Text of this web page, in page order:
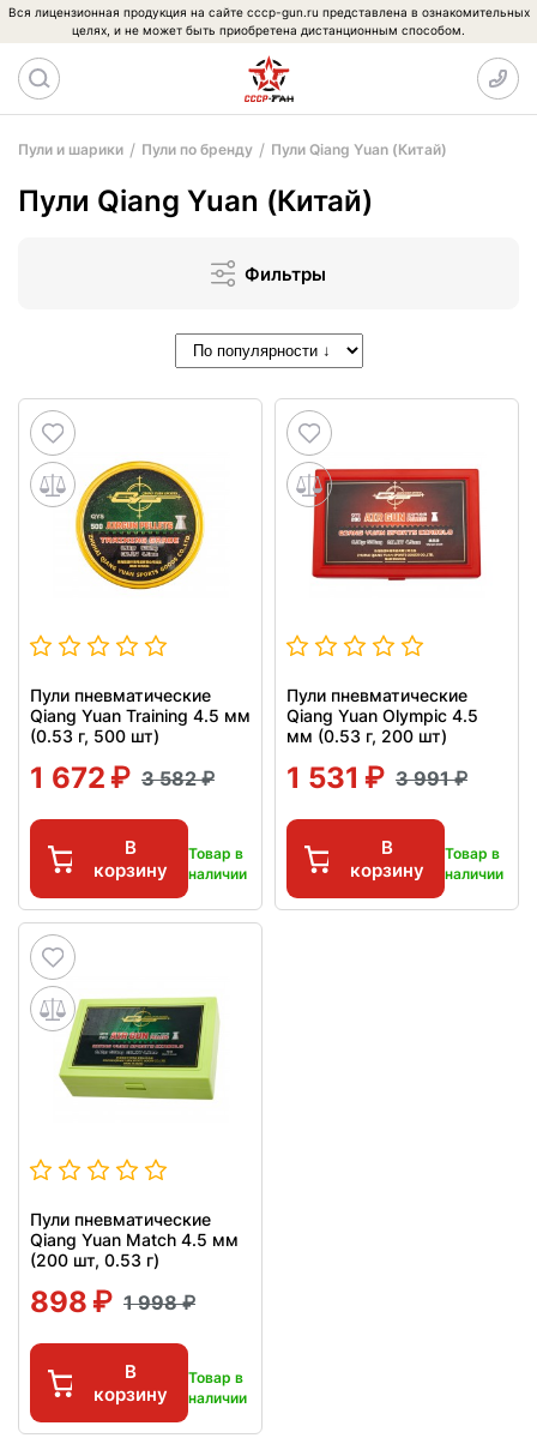
Вся лицензионная продукция на сайте cccp-gun.ru представлена в ознакомительных
целях, и не может быть приобретена дистанционным способом.
Пули и шарики Пули по бренду Пули Qiang Yuan (Китай)
Пули Qiang Yuan (Китай)
Фильтры
Пули пневматические
Qiang Yuan Training 4.5 мм
(0.53 г, 500 шт)
1 672 3 582
В
корзину
Товар в
наличии
Пули пневматические
Qiang Yuan Olympic 4.5
мм (0.53 г, 200 шт)
1 531 3 991
В
корзину
Товар в
наличии
Пули пневматические
Qiang Yuan Match 4.5 мм
(200 шт, 0.53 г)
898 1 998
В
корзину
Товар в
наличии